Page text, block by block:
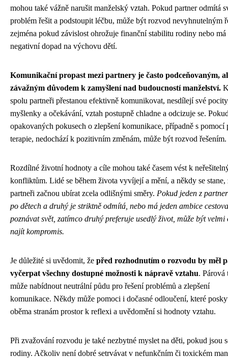
mohou také vážně narušit manželský vztah. Pokud partner odmítá
problém řešit a podstoupit léčbu, může být rozvod nevyhnutelným
zejména pokud závislost ohrožuje finanční stabilitu rodiny nebo má
negativní dopad na výchovu dětí.
Komunikační propast mezi partnery je často podceňovaným,
závažným důvodem k zamyšlení nad budoucností manželství.
spolu partneři přestanou efektivně komunikovat, nesdílejí své
myšlenky a očekávání, vztah postupně chladne a odcizuje se.
opakovaných pokusech o zlepšení komunikace, případně s pomocí
terapie, nedochází k pozitivním změnám, může být rozvod řešením.
Rozdílné životní hodnoty a cíle mohou také časem vést k
konfliktům. Lidé se během života vyvíjejí a mění, a někdy se stane,
partneři začnou ubírat zcela odlišnými směry. Pokud jeden z
po dětech a druhý je striktně odmítá, nebo má jeden ambice
poznávat svět, zatímco druhý preferuje usedlý život, může být velmi
najít kompromis.
Je důležité si uvědomit, že před rozhodnutím o rozvodu by měl
vyčerpat všechny dostupné možnosti k nápravě vztahu. Párová
může nabídnout neutrální půdu pro řešení problémů a zlepšení
komunikace. Někdy může pomoci i dočasné odloučení, které
oběma stranám prostor k reflexi a uvědomění si hodnoty vztahu.
Při zvažování rozvodu je také nezbytné myslet na děti, pokud jsou
rodiny. Ačkoliv není dobré setrvávat v nefunkčním či toxickém